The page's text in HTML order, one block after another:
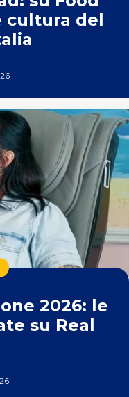
cultura del
2026: le
su Real